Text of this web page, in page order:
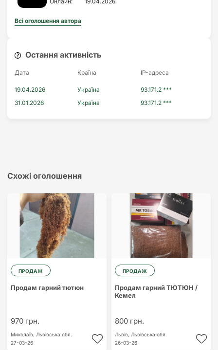
Всі оголошення автора
Остання активність
Дата Країна IP-адреса
19.04.2026 Україна
93.171.2 ***
31.01.2026
Україна 93.171.2 ***
Схожі оголошення
ПРОДАЖ
Продам гарний тютюн
970 грн.
Миколаїв, Львівська обл.
27-03-26
ПРОДАЖ
Продам гарний ТЮТЮН /
Кемел
800 грн.
Львів, Львівська обл.
26-03-26